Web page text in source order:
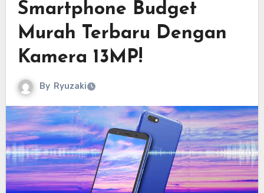
Smartphone Budget
Murah Terbaru Dengan
Kamera 13MP!
By Ryuzaki